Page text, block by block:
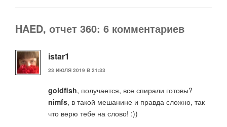
HAED, отчет 360: 6 комментариев
istar1
23 ИЮЛЯ 2019 В 21:33
goldfish, получается, все спирали готовы?
nimfs, в такой мешанине и правда сложно, так
что верю тебе на слово! :))